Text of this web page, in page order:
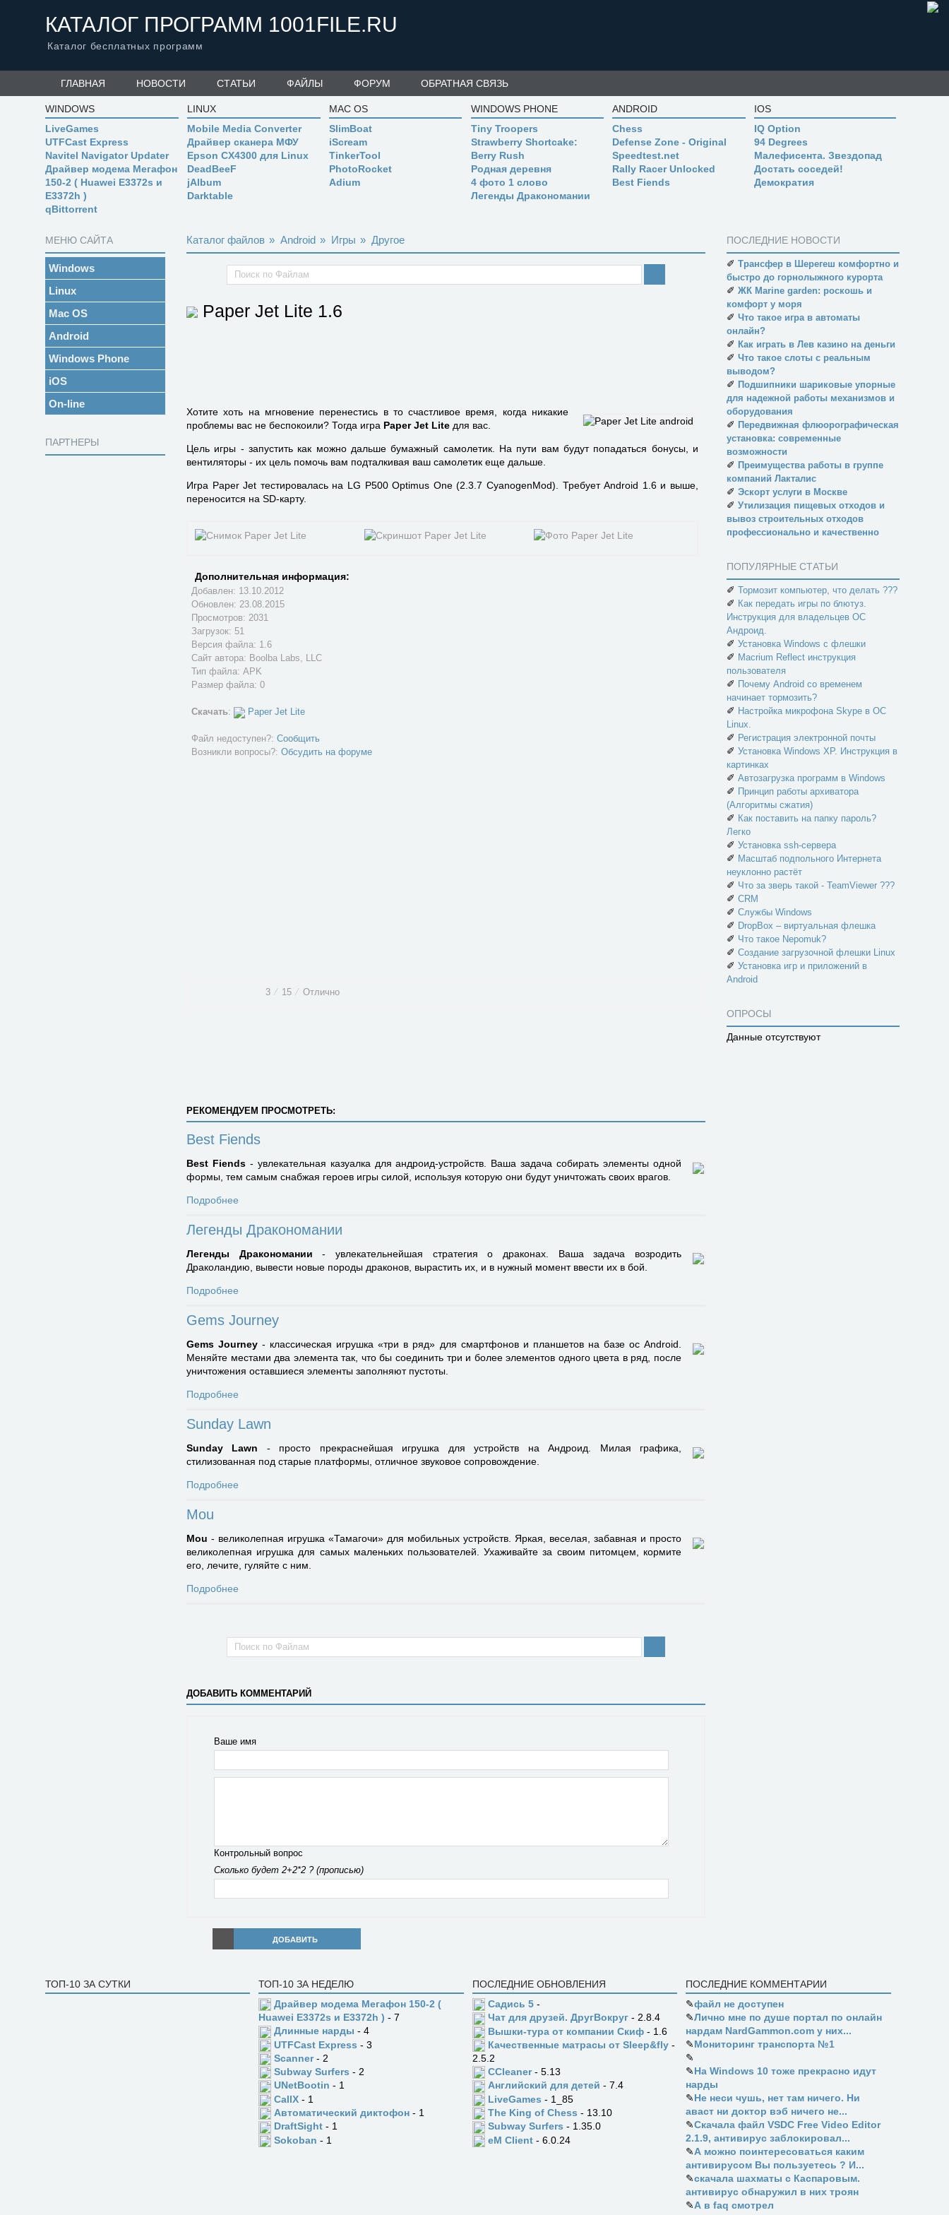
КАТАЛОГ ПРОГРАММ 1001FILE.RU
Каталог бесплатных программ
ГЛАВНАЯ НОВОСТИ СТАТЬИ ФАЙЛЫ ФОРУМ ОБРАТНАЯ СВЯЗЬ
WINDOWS
LiveGames
UTFCast Express
Navitel Navigator Updater
Драйвер модема Мегафон
150-2 ( Huawei E3372s и
E3372h )
qBittorrent
LINUX
Mobile Media Converter
Драйвер сканера МФУ
Epson CX4300 для Linux
DeadBeeF
jAlbum
Darktable
MAC OS
SlimBoat
iScream
TinkerTool
PhotoRocket
Adium
WINDOWS PHONE
Tiny Troopers
Strawberry Shortcake:
Berry Rush
Родная деревня
4 фото 1 слово
Легенды Дракономании
ANDROID
Chess
Defense Zone - Original
Speedtest.net
Rally Racer Unlocked
Best Fiends
IOS
IQ Option
94 Degrees
Малефисента. Звездопад
Достать соседей!
Демократия
МЕНЮ САЙТА
Windows
Linux
Mac OS
Android
Windows Phone
iOS
On-line
ПАРТНЕРЫ
Каталог файлов » Android » Игры » Другое
Paper Jet Lite 1.6
Хотите хоть на мгновение перенестись в то счастливое время, когда никакие
проблемы вас не беспокоили? Тогда игра Paper Jet Lite для вас.
Цель игры - запустить как можно дальше бумажный самолетик. На пути вам будут попадаться бонусы, и
вентиляторы - их цель помочь вам подталкивая ваш самолетик еще дальше.
Игра Paper Jet тестировалась на LG P500 Optimus One (2.3.7 CyanogenMod). Требует Android 1.6 и выше,
переносится на SD-карту.
Дополнительная информация:
Добавлен: 13.10.2012
Обновлен: 23.08.2015
Просмотров: 2031
Загрузок: 51
Версия файла: 1.6
Сайт автора: Boolba Labs, LLC
Тип файла: APK
Размер файла: 0
Скачать: Paper Jet Lite
Файл недоступен?: Сообщить
Возникли вопросы?: Обсудить на форуме
3 ⁄ 15 ⁄ Отлично
РЕКОМЕНДУЕМ ПРОСМОТРЕТЬ:
Best Fiends
Best Fiends- увлекательная казуалка для андроид-устройств. Ваша задача собирать элементы одной
формы, тем самым снабжая героев игры силой, используя которую они будут уничтожать своих врагов.
Подробнее
Легенды Дракономании
Легенды Дракономании - увлекательнейшая стратегия о драконах. Ваша задача возродить
Драколандию, вывести новые породы драконов, вырастить их, и в нужный момент ввести их в бой.
Подробнее
Gems Journey
Gems Journey - классическая игрушка «три в ряд» для смартфонов и планшетов на базе ос Android.
Меняйте местами два элемента так, что бы соединить три и более элементов одного цвета в ряд, после
уничтожения оставшиеся элементы заполняют пустоты.
Подробнее
Sunday Lawn
Sunday Lawn - просто прекраснейшая игрушка для устройств на Андроид. Милая графика,
стилизованная под старые платформы, отличное звуковое сопровождение.
Подробнее
Mou
Mou - великолепная игрушка «Тамагочи» для мобильных устройств. Яркая, веселая, забавная и просто
великолепная игрушка для самых маленьких пользователей. Ухаживайте за своим питомцем, кормите
его, лечите, гуляйте с ним.
Подробнее
ДОБАВИТЬ КОММЕНТАРИЙ
Ваше имя
Контрольный вопрос
Сколько будет 2+2*2 ? (прописью)
ДОБАВИТЬ
ПОСЛЕДНИЕ НОВОСТИ
✐ Трансфер в Шерегеш комфортно и
быстро до горнолыжного курорта
✐ ЖК Marine garden: роскошь и
комфорт у моря
✐ Что такое игра в автоматы
онлайн?
✐ Как играть в Лев казино на деньги
✐ Что такое слоты с реальным
выводом?
✐ Подшипники шариковые упорные
для надежной работы механизмов и
оборудования
✐ Передвижная флюорографическая
установка: современные
возможности
✐ Преимущества работы в группе
компаний Лакталис
✐ Эскорт услуги в Москве
✐ Утилизация пищевых отходов и
вывоз строительных отходов
профессионально и качественно
ПОПУЛЯРНЫЕ СТАТЬИ
✐ Тормозит компьютер, что делать ???
✐ Как передать игры по блютуз.
Инструкция для владельцев ОС
Андроид.
✐ Установка Windows с флешки
✐ Macrium Reflect инструкция
пользователя
✐ Почему Android со временем
начинает тормозить?
✐ Настройка микрофона Skype в ОС
Linux.
✐ Регистрация электронной почты
✐ Установка Windows XP. Инструкция в
картинках
✐ Автозагрузка программ в Windows
✐ Принцип работы архиватора
(Алгоритмы сжатия)
✐ Как поставить на папку пароль?
Легко
✐ Установка ssh-сервера
✐ Масштаб подпольного Интернета
неуклонно растёт
✐ Что за зверь такой - TeamViewer ???
✐ CRM
✐ Службы Windows
✐ DropBox – виртуальная флешка
✐ Что такое Nepomuk?
✐ Создание загрузочной флешки Linux
✐ Установка игр и приложений в
Android
ОПРОСЫ
Данные отсутствуют
ТОП-10 ЗА СУТКИ
ТОП-10 ЗА НЕДЕЛЮ
Драйвер модема Мегафон 150-2 (
Huawei E3372s и E3372h ) - 7
Длинные нарды - 4
UTFCast Express - 3
Scanner- 2
Subway Surfers - 2
UNetBootin - 1
CallX - 1
Автоматический диктофон - 1
DraftSight - 1
Sokoban - 1
ПОСЛЕДНИЕ ОБНОВЛЕНИЯ
Садись 5-
Чат для друзей. ДругВокруг- 2.8.4
Вышки-тура от компании Скиф- 1.6
Качественные матрасы от Sleep&fly-
2.5.2
CCleaner- 5.13
Английский для детей - 7.4
LiveGames - 1_85
The King of Chess - 13.10
Subway Surfers - 1.35.0
eM Client- 6.0.24
ПОСЛЕДНИЕ КОММЕНТАРИИ
✎файл не доступен
✎Лично мне по душе портал по онлайн
нардам NardGammon.com у них...
✎Мониторинг транспорта №1
✎
✎На Windows 10 тоже прекрасно идут
нарды
✎Не неси чушь, нет там ничего. Ни
аваст ни доктор вэб ничего не...
✎Скачала файл VSDC Free Video Editor
2.1.9, антивирус заблокировал...
✎А можно поинтересоваться каким
антивирусом Вы пользуетесь ? И...
✎скачала шахматы с Каспаровым.
антивирус обнаружил в них троян
✎А в faq смотрел